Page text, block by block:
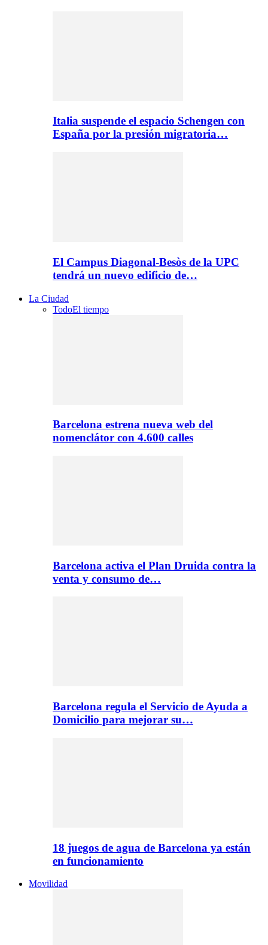
Italia suspende el espacio Schengen con
España por la presión migratoria…
El Campus Diagonal-Besòs de la UPC
tendrá un nuevo edificio de…
La Ciudad
TodoEl tiempo
Barcelona estrena nueva web del
nomenclátor con 4.600 calles
Barcelona activa el Plan Druida contra la
venta y consumo de…
Barcelona regula el Servicio de Ayuda a
Domicilio para mejorar su…
18 juegos de agua de Barcelona ya están
en funcionamiento
Movilidad